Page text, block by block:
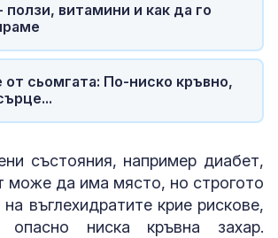
ползи, витамини и как да го
от сьомгата: По-ниско кръвно,
състояния, например диабет,
може да има място, но строгото
на въглехидратите крие рискове,
опасно ниска кръвна захар.